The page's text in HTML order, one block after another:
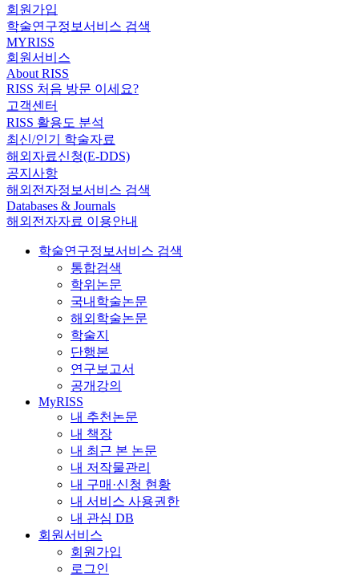
회원가입
학술연구정보서비스 검색
MYRISS
회원서비스
About RISS
RISS 처음 방문 이세요?
고객센터
RISS 활용도 분석
최신/인기 학술자료
해외자료신청(E-DDS)
공지사항
해외전자정보서비스 검색
Databases & Journals
해외전자자료 이용안내
학술연구정보서비스 검색
통합검색
학위논문
국내학술논문
해외학술논문
학술지
단행본
연구보고서
공개강의
MyRISS
내 추천논문
내 책장
내 최근 본 논문
내 저작물관리
내 구매·신청 현황
내 서비스 사용권한
내 관심 DB
회원서비스
회원가입
로그인